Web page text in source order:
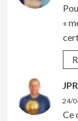
«
24/
Ce